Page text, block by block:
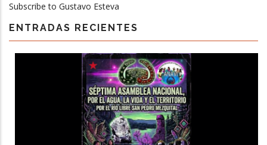
Subscribe to Gustavo Esteva
ENTRADAS RECIENTES